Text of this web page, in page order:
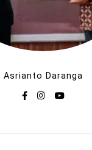
Asrianto Daranga